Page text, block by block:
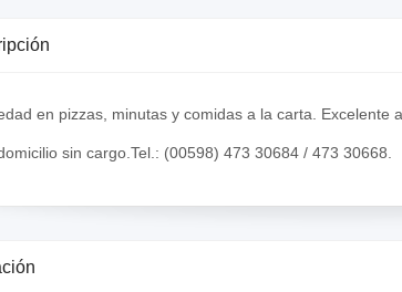
en pizzas, minutas y comidas a la carta. Excelente
sin cargo.Tel.: (00598) 473 30684 / 473 30668.